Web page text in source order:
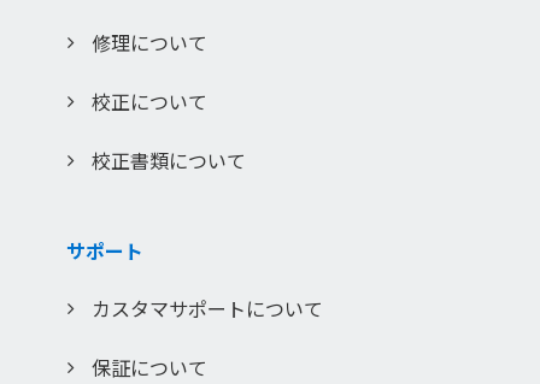
修理について
校正について
校正書類について
サポート
カスタマサポートについて
保証について